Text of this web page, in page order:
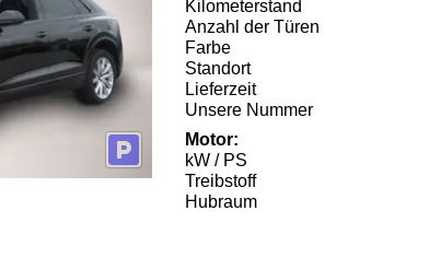
Kilometerstand
Anzahl der Türen
Farbe
Standort
Lieferzeit
Unsere Nummer
Motor:
kW / PS
Treibstoff
Hubraum